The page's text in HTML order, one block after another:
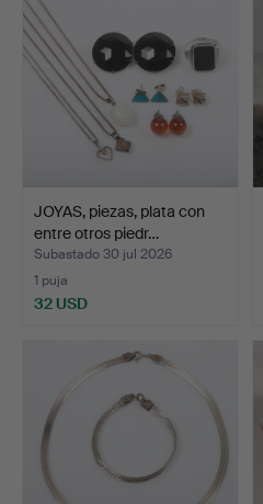
JOYAS, piezas, plata con
entre otros piedr…
Subastado 30 jul 2026
1 puja
32 USD